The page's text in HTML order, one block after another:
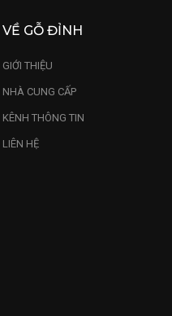
VỀ GỖ ĐỈNH
GIỚI THIỆU
NHÀ CUNG CẤP
KÊNH THÔNG TIN
LIÊN HỆ